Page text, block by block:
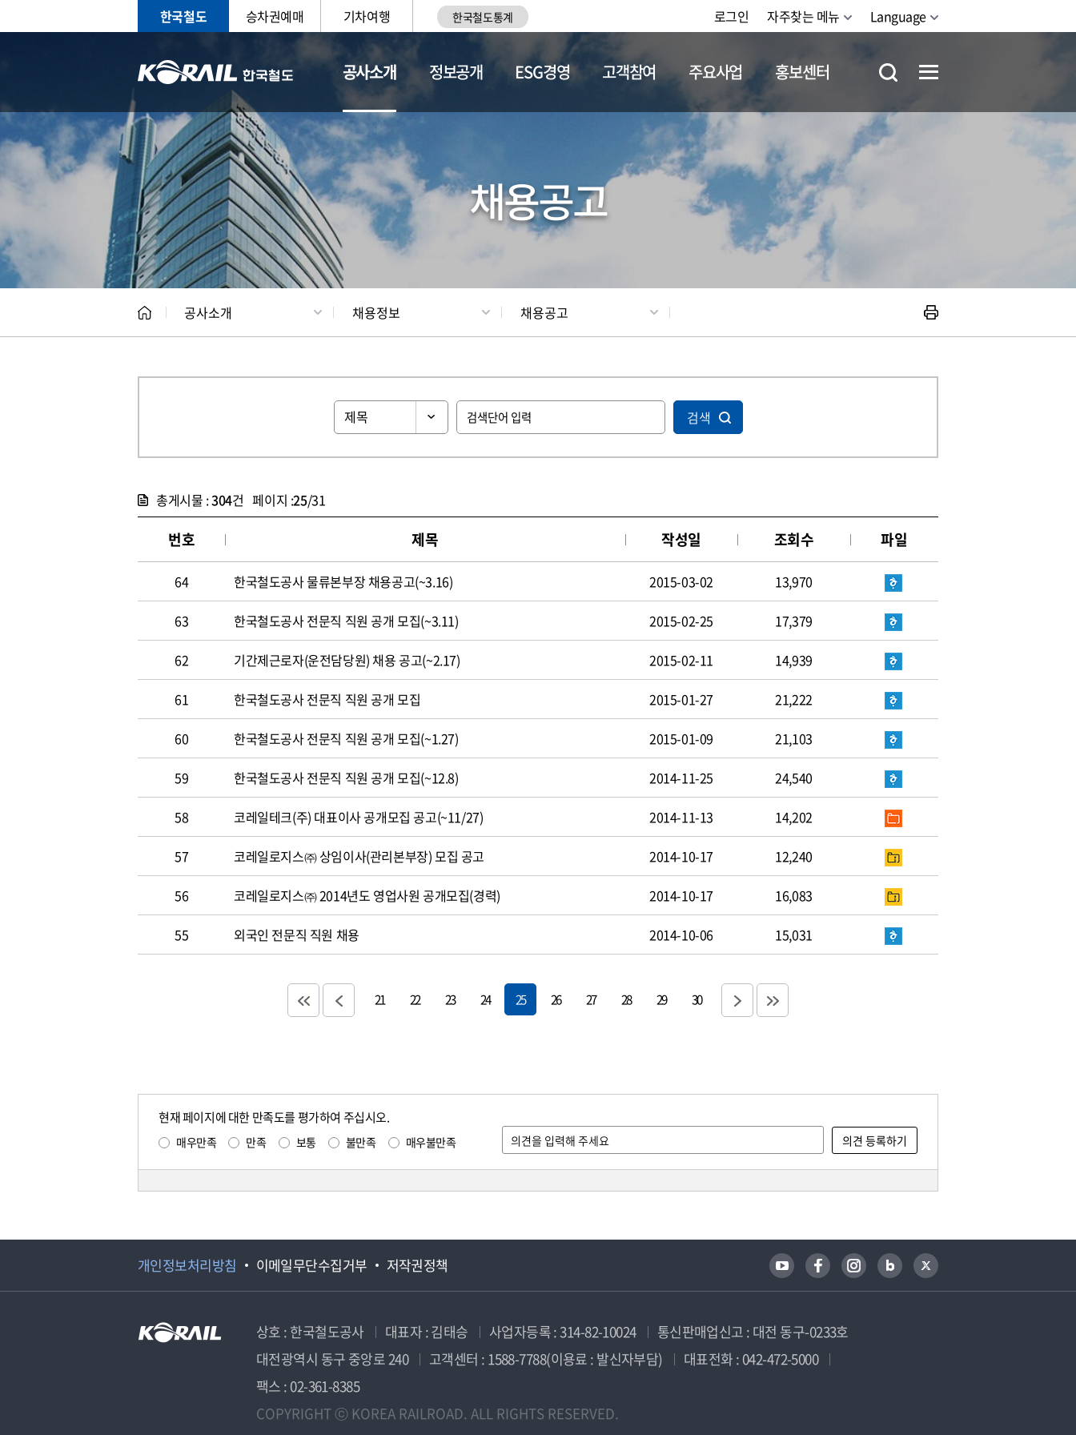
한국철도 승차권예매 기차여행 한국철도통계 로그인 자주찾는 메뉴 Language
공사소개
CEO 일반현황 채용정보
정보공개 ESG경영 고객참여 주요사업 홍보센터
채용공고
공사소개 채용정보 채용공고
검색
총게시물 :304건 페이지 :25/31
번호 제목 작성일 조회수 파일
64 한국철도공사 물류본부장 채용공고(~3.16) 2015-03-02 13,970
63 한국철도공사 전문직 직원 공개 모집(~3.11) 2015-02-25 17,379
62 기간제근로자(운전담당원) 채용 공고(~2.17) 2015-02-11 14,939
61 한국철도공사 전문직 직원 공개 모집 2015-01-27 21,222
60 한국철도공사 전문직 직원 공개 모집(~1.27) 2015-01-09 21,103
59 한국철도공사 전문직 직원 공개 모집(~12.8) 2014-11-25 24,540
58 코레일테크(주) 대표이사 공개모집 공고(~11/27) 2014-11-13 14,202
57 코레일로지스㈜ 상임이사(관리본부장) 모집 공고 2014-10-17 12,240
56 코레일로지스㈜ 2014년도 영업사원 공개모집(경력) 2014-10-17 16,083
55 외국인 전문직 직원 채용 2014-10-06 15,031
21 22 23 24 25 26 27 28 29 30
현재 페이지에 대한 만족도를 평가하여 주십시오.
매우만족 만족 보통 불만족 매우불만족
개인정보처리방침 이메일무단수집거부 저작권정책
상호 : 한국철도공사 대표자 : 김태승 사업자등록 : 314-82-10024
통신판매업신고 : 대전 동구-0233호
대전광역시 동구 중앙로 240
고객센터 : 1588-7788(이용료 : 발신자부담)
대표전화 : 042-472-5000
팩스 : 02-361-8385
COPYRIGHT ⓒ KOREA RAILROAD. ALL RIGHTS RESERVED.